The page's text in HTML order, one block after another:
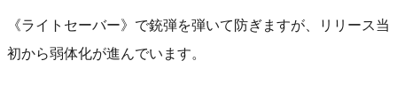
《ライトセーバー》で銃弾を弾いて防ぎますが、リリース当
初から弱体化が進んでいます。